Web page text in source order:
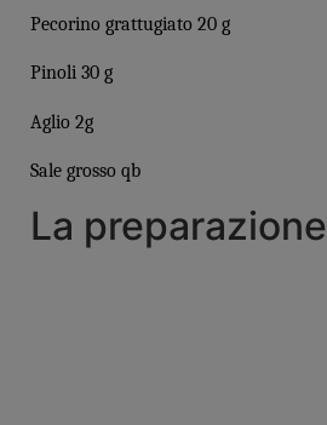
Pecorino grattugiato 20 g
Pinoli 30 g
Aglio 2g
Sale grosso qb
La preparazione